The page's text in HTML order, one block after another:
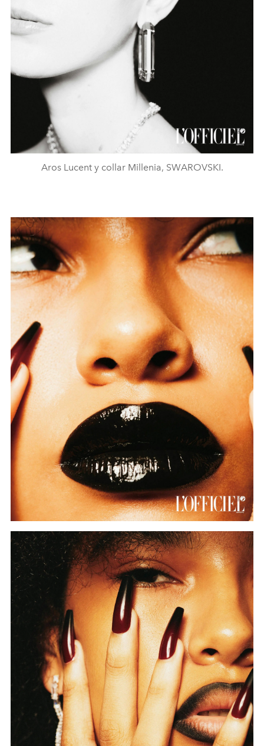
Aros Lucent y collar Millenia, SWAROVSKI.